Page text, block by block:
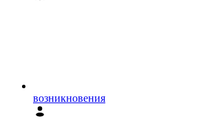
возникновения